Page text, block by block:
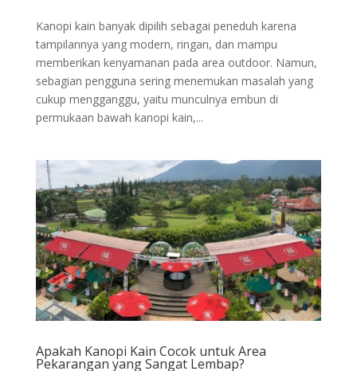
Kanopi kain banyak dipilih sebagai peneduh karena
tampilannya yang modern, ringan, dan mampu
memberikan kenyamanan pada area outdoor. Namun,
sebagian pengguna sering menemukan masalah yang
cukup mengganggu, yaitu munculnya embun di
permukaan bawah kanopi kain,...
Apakah Kanopi Kain Cocok untuk Area
Pekarangan yang Sangat Lembap?